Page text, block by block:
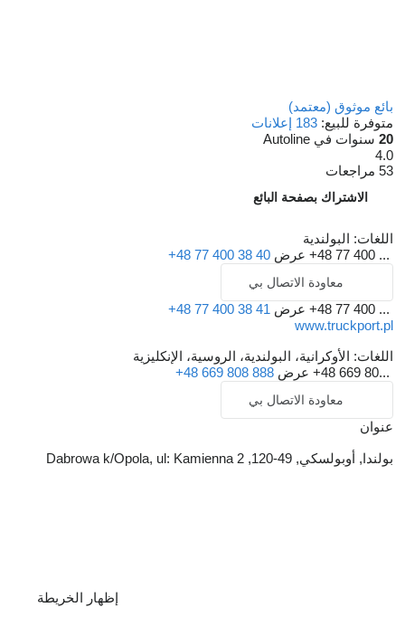
بائع موثوق (معتمد)
متوفرة للبيع: 183 إعلانات
20 سنوات في Autoline
4.0
53 مراجعات
الاشتراك بصفحة البائع
اللغات: البولندية
+48 77 400 ... عرض +48 77 400 38 40
معاودة الاتصال بي
+48 77 400 ... عرض +48 77 400 38 41
www.truckport.pl
اللغات: الأوكرانية، البولندية، الروسية، الإنكليزية
+48 669 80... عرض +48 669 808 888
معاودة الاتصال بي
عنوان
بولندا, أوبولسكي, 49-120, Dabrowa k/Opola, ul: Kamienna 2
إظهار الخريطة